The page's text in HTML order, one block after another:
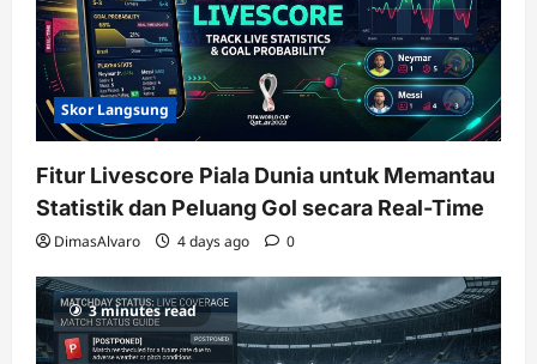
Skor Langsung
Fitur Livescore Piala Dunia untuk Memantau
Statistik dan Peluang Gol secara Real-Time
DimasAlvaro 4 days ago 0
3 minutes read